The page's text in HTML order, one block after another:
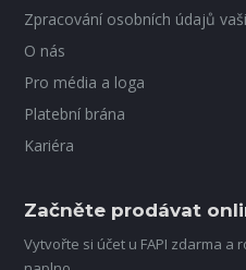
Zpracování osobních údajů
O nás
Pro média a loga
Platební brána
Kariéra
Začněte prodávat
Vytvořte si účet u FAPI zdarma